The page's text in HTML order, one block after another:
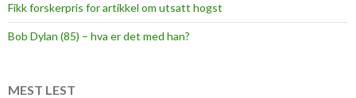
e
Fikk forskerpris for artikkel om utsatt hogst
Bob Dylan (85) – hva er det med han?
MEST LEST